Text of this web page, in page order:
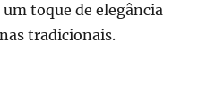
toque de elegância
tradicionais.